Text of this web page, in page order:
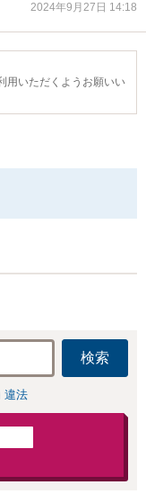
2024年9月27日 14:18
用いただくようお願いい
検索
違法